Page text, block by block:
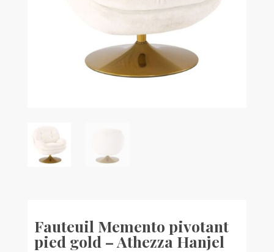
Fauteuil Memento pivotant
pied gold – Athezza Hanjel